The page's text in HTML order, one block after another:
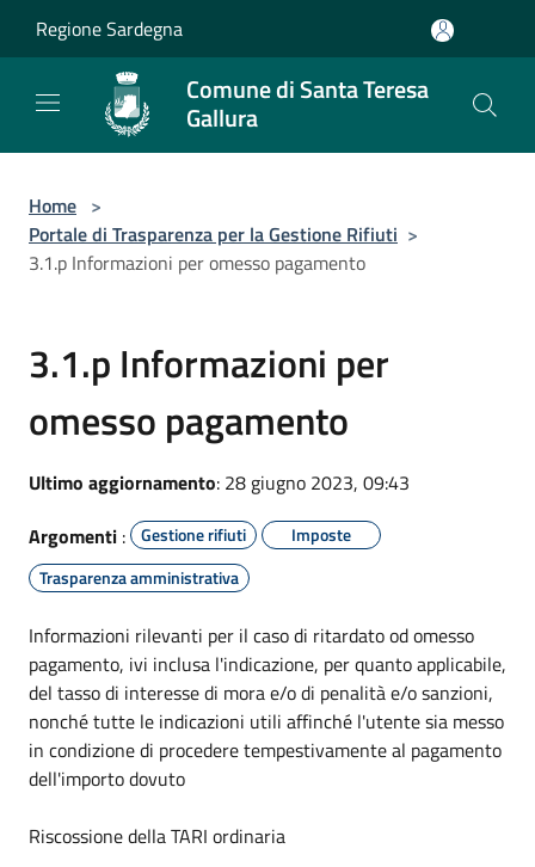
Regione Sardegna
Comune di Santa Teresa
Gallura
Home >
Portale di Trasparenza per la Gestione Rifiuti >
3.1.p Informazioni per omesso pagamento
3.1.p Informazioni per
omesso pagamento
Ultimo aggiornamento: 28 giugno 2023, 09:43
Argomenti : Gestione rifiuti
Imposte
Trasparenza amministrativa
Informazioni rilevanti per il caso di ritardato od omesso
pagamento, ivi inclusa l'indicazione, per quanto applicabile,
del tasso di interesse di mora e/o di penalità e/o sanzioni,
nonché tutte le indicazioni utili affinché l'utente sia messo
in condizione di procedere tempestivamente al pagamento
dell'importo dovuto
Riscossione della TARI ordinaria